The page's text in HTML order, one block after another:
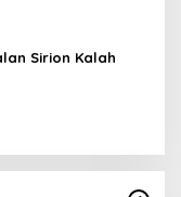
Sirion Kalah